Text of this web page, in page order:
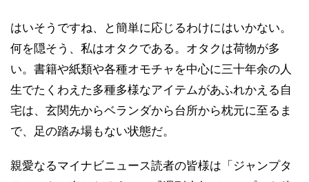
はいそうですね、と簡単に応じるわけにはいかない。
何を隠そう、私はオタクである。オタクは荷物が多
い。書籍や紙類や各種オモチャを中心に三十年余の人
生でたくわえた多種多様なアイテムがあふれかえる自
宅は、玄関先からベランダから台所から枕元に至るま
で、足の踏み場もない状態だ。
親愛なるマイナビニュース読者の皆様は「ジャンプタ